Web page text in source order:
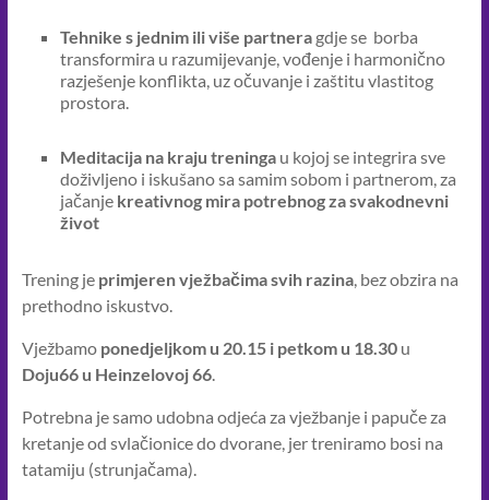
Tehnike s jednim ili više partnera gdje se borba
transformira u razumijevanje, vođenje i harmonično
razješenje konflikta, uz očuvanje i zaštitu vlastitog
prostora.
Meditacija na kraju treningau kojoj se integrira sve
doživljeno i iskušano sa samim sobom i partnerom, za
jačanjekreativnog mira potrebnog za svakodnevni
život
Trening je primjeren vježbačima svih razina, bez obzira na
prethodno iskustvo.
Vježbamo ponedjeljkom u 20.15 i petkom u 18.30u
Doju66 u Heinzelovoj 66.
Potrebna je samo udobna odjeća za vježbanje i papuče za
kretanje od svlačionice do dvorane, jer treniramo bosi na
tatamiju (strunjačama).